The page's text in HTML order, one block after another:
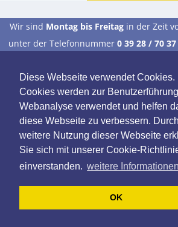
Diese Webseite verwendet Cookies.
Cookies werden zur
Webanalyse verwendet und helfen
diese Webseite zu verbessern.
weitere Nutzung dieser Webseite
Sie sich mit unserer Cookie-
einverstanden. weitere Informationen
OK
Wir sind Montag bis Freitag in der Zeit
unter der Telefonnummer 0 39 28 / 70 37